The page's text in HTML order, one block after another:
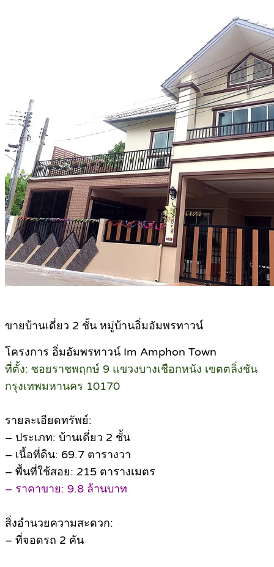
ขายบ้านเดี่ยว 2 ชั้น หมู่บ้านอิ่มอัมพรทาวน์
โครงการ อิ่มอัมพรทาวน์ Im Amphon Town
ที่ตั้ง: ซอยราชพฤกษ์ 9 แขวงบางเชือกหนัง เขตตลิ่งชัน
กรุงเทพมหานคร 10170
รายละเอียดทรัพย์:
– ประเภท: บ้านเดี่ยว 2 ชั้น
– เนื้อที่ดิน: 69.7 ตารางวา
– พื้นที่ใช้สอย: 215 ตารางเมตร
– ราคาขาย: 9.8 ล้านบาท
สิ่งอำนวยความสะดวก:
– ที่จอดรถ 2 คัน